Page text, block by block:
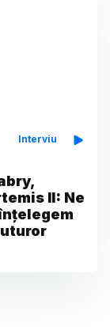
Interviu
II: Ne